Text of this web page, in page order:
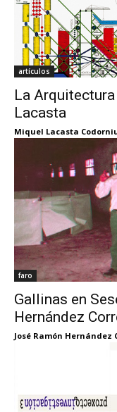
artículos
La
Lacasta
Miquel Lacasta
faro
Gallinas en
Hernández
José Ramón Hernández